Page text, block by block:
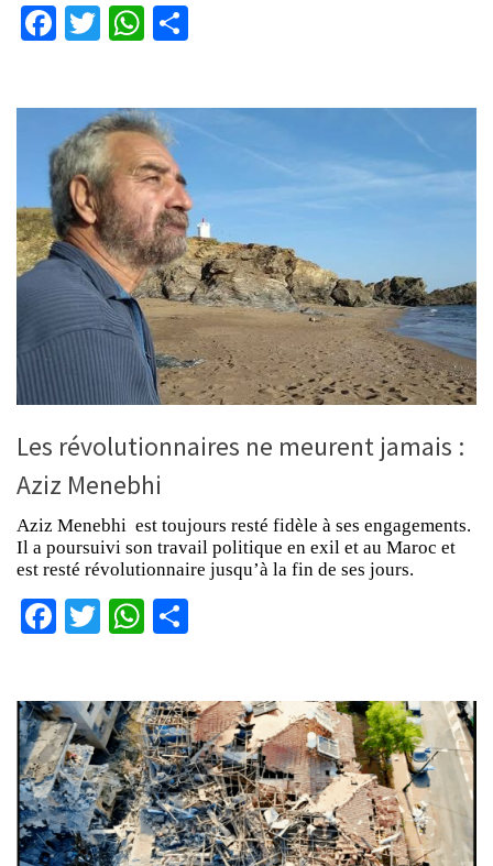
Facebook
TwitterWhatsApp
Les révolutionnaires ne meurent jamais :
Aziz Menebhi
Aziz Menebhi est toujours resté fidèle à ses engagements.
Il a poursuivi son travail politique en exil et au Maroc et
est resté révolutionnaire jusqu’à la fin de ses jours.
Facebook
TwitterWhatsApp